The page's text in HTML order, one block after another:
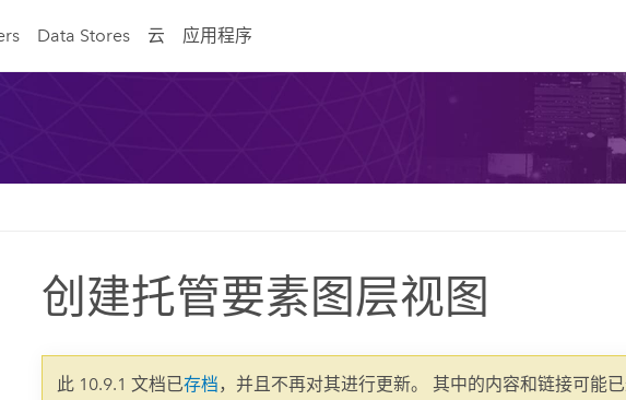
Data Stores 云 应用程序
创建托管要素图层视图
此 10.9.1 文档已存档，并且不再对其进行更新。 其中的内容和链接可能